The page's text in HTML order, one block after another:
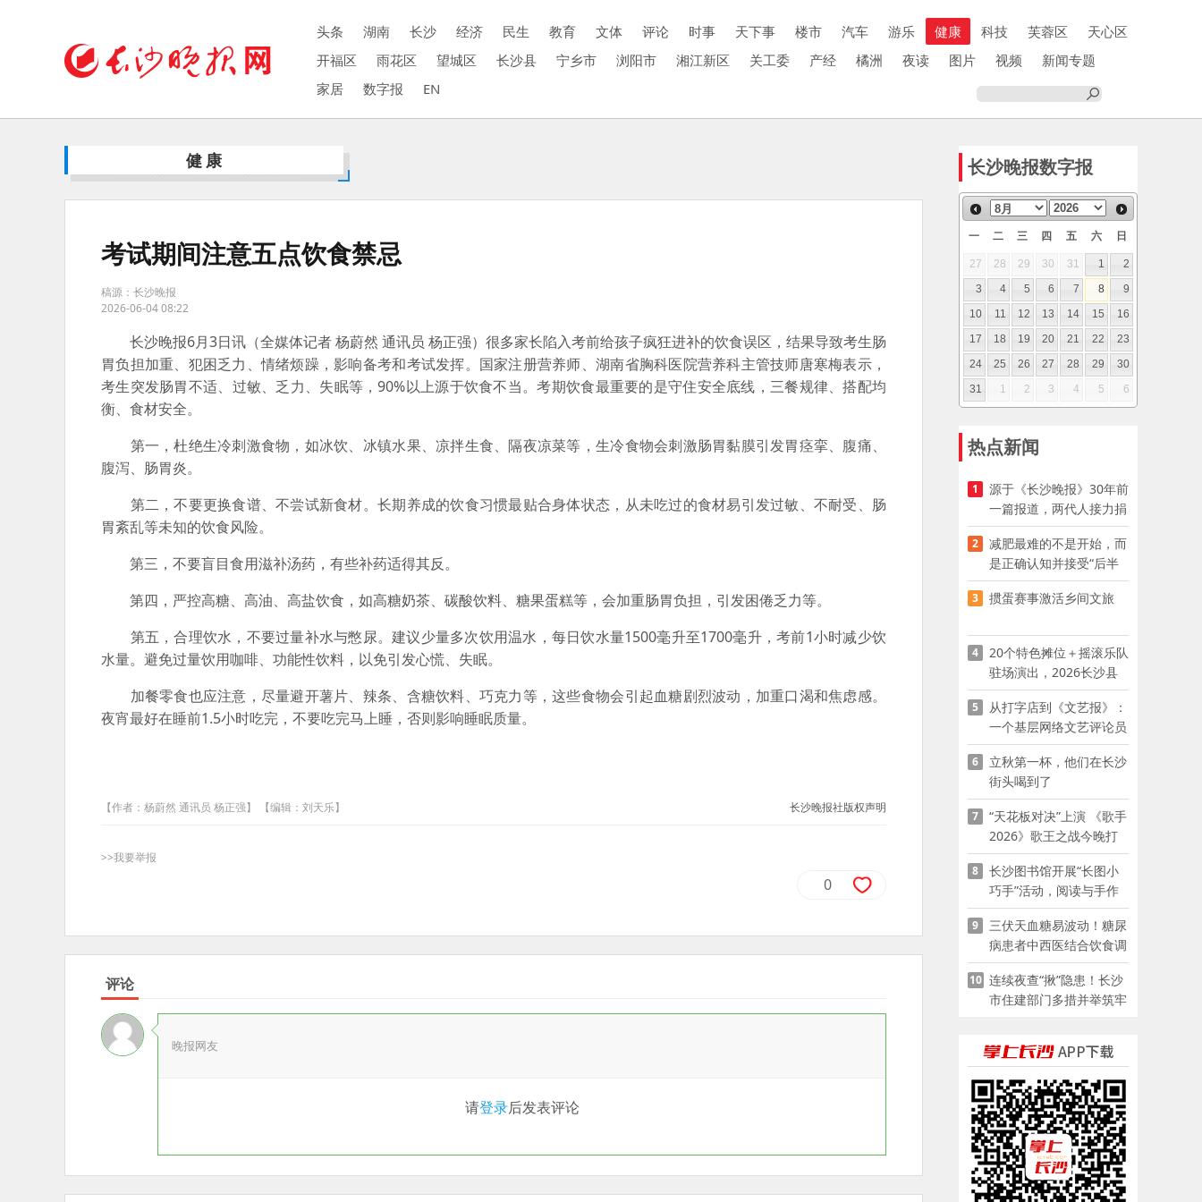
头条 湖南 长沙 经济 民生 教育 文体 评论 时事 天下事 楼市 汽车 游乐 健康 科技 芙蓉区
天心区
开福区
雨花区 望城区 长沙县 宁乡市 浏阳市 湘江新区 关工委 产经 橘洲 夜读 图片 视频
新闻专题
家居
数字报 EN
健康
考试期间注意五点饮食禁忌
稿源：长沙晚报
2026-06-04 08:22
长沙晚报6月3日讯（全媒体记者 杨蔚然 通讯员 杨正强）很多家长陷入考前给孩子疯狂进补的饮食误区，结果导致考生肠
胃负担加重、犯困乏力、情绪烦躁，影响备考和考试发挥。国家注册营养师、湖南省胸科医院营养科主管技师唐寒梅表示，
考生突发肠胃不适、过敏、乏力、失眠等，90%以上源于饮食不当。考期饮食最重要的是守住安全底线，三餐规律、搭配均
衡、食材安全。
第一，杜绝生冷刺激食物，如冰饮、冰镇水果、凉拌生食、隔夜凉菜等，生冷食物会刺激肠胃黏膜引发胃痉挛、腹痛、
腹泻、肠胃炎。
第二，不要更换食谱、不尝试新食材。长期养成的饮食习惯最贴合身体状态，从未吃过的食材易引发过敏、不耐受、肠
胃紊乱等未知的饮食风险。
第三，不要盲目食用滋补汤药，有些补药适得其反。
第四，严控高糖、高油、高盐饮食，如高糖奶茶、碳酸饮料、糖果蛋糕等，会加重肠胃负担，引发困倦乏力等。
第五，合理饮水，不要过量补水与憋尿。建议少量多次饮用温水，每日饮水量1500毫升至1700毫升，考前1小时减少饮
水量。避免过量饮用咖啡、功能性饮料，以免引发心慌、失眠。
加餐零食也应注意，尽量避开薯片、辣条、含糖饮料、巧克力等，这些食物会引起血糖剧烈波动，加重口渴和焦虑感。
夜宵最好在睡前1.5小时吃完，不要吃完马上睡，否则影响睡眠质量。
【作者：杨蔚然 通讯员 杨正强】 【编辑：刘天乐】 长沙晚报社版权声明
>>我要举报
0
评论
晚报网友
请登录后发表评论
长沙晚报数字报
一 二 三 四 五 六 日
27 28 29 30 31 1
2
3
4 5 6 7 8
9
10
11 12 13 14 15
16
17
18 19 20 21 22
23
24
25 26 27 28 29
30
31
1 2 3 4 5 6
热点新闻
1
源于《长沙晚报》30年前
一篇报道，两代人接力捐
资助学
2
减肥最难的不是开始，而
是正确认知并接受“后半
程”
3 掼蛋赛事激活乡间文旅
4
20个特色摊位＋摇滚乐队
驻场演出，2026长沙县
夜市嘉年华启幕
5
从打字店到《文艺报》：
一个基层网络文艺评论员
的突围
6
立秋第一杯，他们在长沙
街头喝到了
7
“天花板对决”上演 《歌手
2026》歌王之战今晚打
响
8
长沙图书馆开展“长图小
巧手”活动，阅读与手作
赋能少儿暑期成长
9
三伏天血糖易波动！糖尿
病患者中西医结合饮食调
养指南
10 连续夜查“揪”隐患！长沙
市住建部门多措并举筑牢